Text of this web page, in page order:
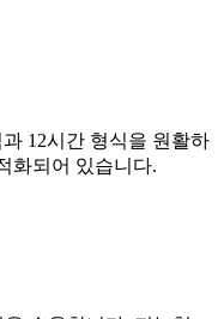
12시간 형식을 원활하
화되어 있습니다.